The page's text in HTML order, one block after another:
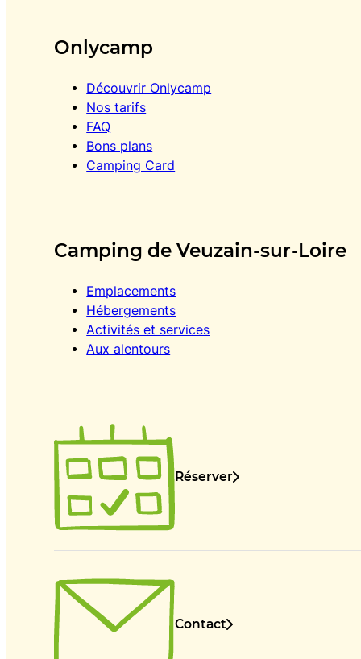
Onlycamp
Découvrir Onlycamp
Nos tarifs
FAQ
Bons plans
Camping Card
Camping de Veuzain-sur-Loire
Emplacements
Hébergements
Activités et services
Aux alentours
Réserver
Contact